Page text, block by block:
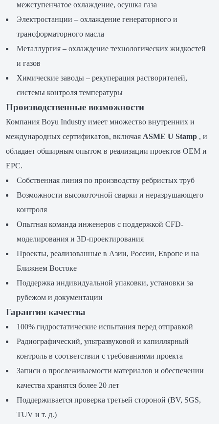
межступенчатое охлаждение, осушка газа
Электростанции – охлаждение генераторного и
трансформаторного масла
Металлургия – охлаждение технологических жидкостей
и газов
Химические заводы – рекуперация растворителей,
системы контроля температуры
Производственные возможности
Компания Boyu Industry имеет множество внутренних и
международных сертификатов, включая ASME U Stamp, и
обладает обширным опытом в реализации проектов OEM и
EPC.
Собственная линия по производству ребристых труб
Возможности высокоточной сварки и неразрушающего
контроля
Опытная команда инженеров с поддержкой CFD-
моделирования и 3D-проектирования
Проекты, реализованные в Азии, России, Европе и на
Ближнем Востоке
Поддержка индивидуальной упаковки, установки за
рубежом и документации
Гарантия качества
100% гидростатические испытания перед отправкой
Радиографический, ультразвуковой и капиллярный
контроль в соответствии с требованиями проекта
Записи о прослеживаемости материалов и обеспечении
качества хранятся более 20 лет
Поддерживается проверка третьей стороной (BV, SGS,
TUV и т. д.)